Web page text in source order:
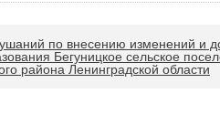
по внесению изменений и
Бегуницкое сельское
района Ленинградской области